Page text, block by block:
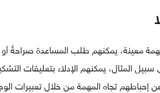
معينة، يمكنهم طلب المساعدة صراحةً أو
المثال، يمكنهم الإدلاء بتعليقات
عن إحباطهم تجاه المهمة من خلال تعبيرات